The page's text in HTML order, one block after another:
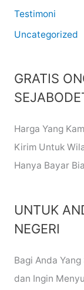
Testimoni
Uncategorized
GRATIS
Harga Yang
Kirim Untuk
Hanya Bayar
UNTUK
NEGERI
Bagi Anda
dan Ingin